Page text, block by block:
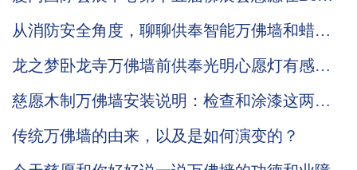
从消防安全角度，聊聊供奉智能万佛墙和蜡烛
龙之梦卧龙寺万佛墙前供奉光明心愿灯有感：
慈愿木制万佛墙安装说明：检查和涂漆这两步
传统万佛墙的由来，以及是如何演变的？